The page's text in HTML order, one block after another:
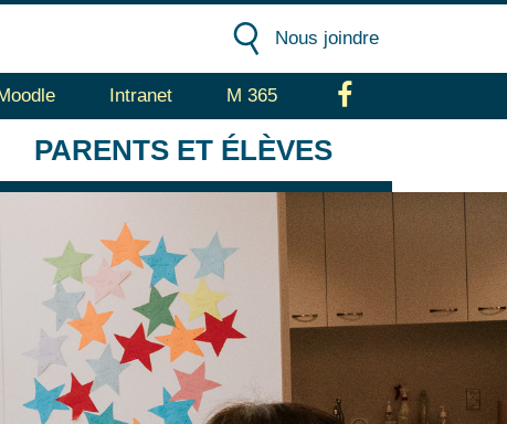
Nous joindre
Intranet M 365
PARENTS ET ÉLÈVES